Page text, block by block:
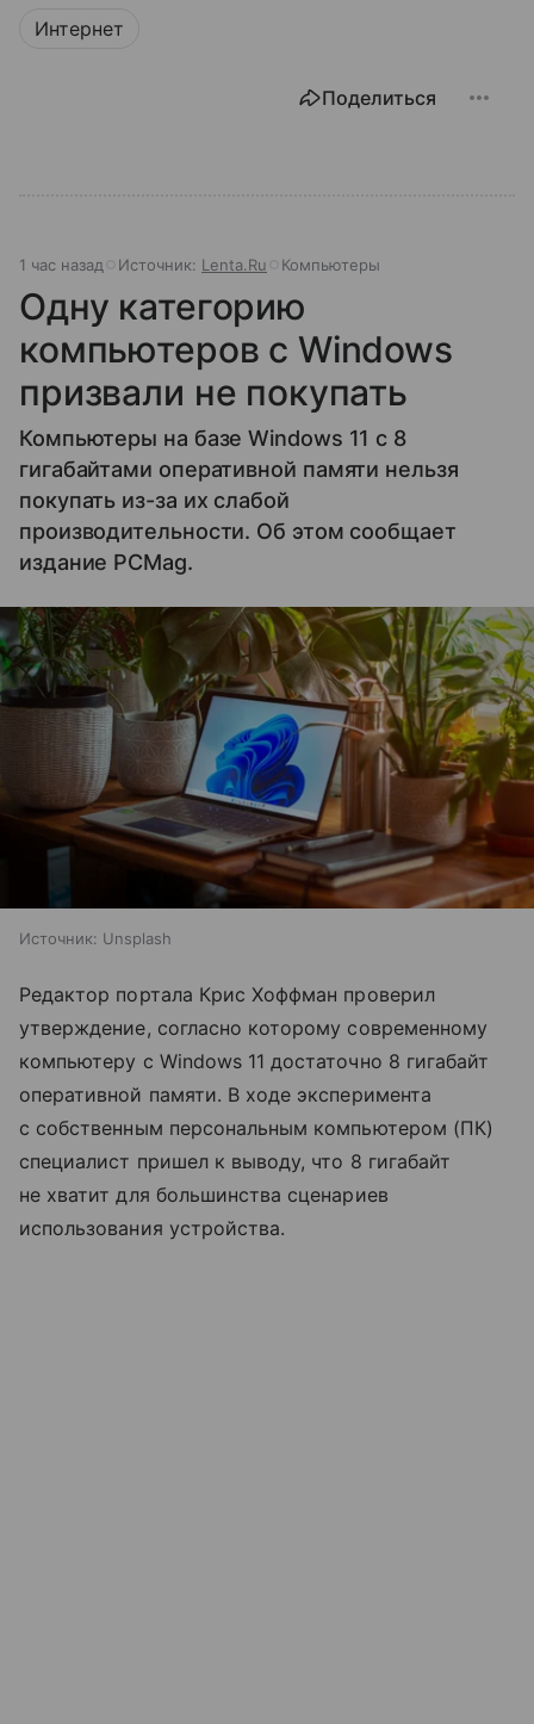
Интернет
Поделиться
1 час назад Источник: Lenta.Ru Компьютеры
Одну категорию
компьютеров с Windows
призвали не покупать
Компьютеры на базе Windows 11 c 8
гигабайтами оперативной памяти нельзя
покупать из-за их слабой
производительности. Об этом сообщает
издание PCMag.
Источник: Unsplash
Редактор портала Крис Хоффман проверил
утверждение, согласно которому современному
компьютеру с Windows 11 достаточно 8 гигабайт
оперативной памяти. В ходе эксперимента
с собственным персональным компьютером (ПК)
специалист пришел к выводу, что 8 гигабайт
не хватит для большинства сценариев
использования устройства.